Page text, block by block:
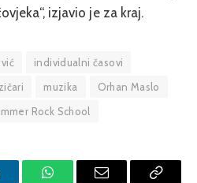
izjavio je za kraj.
individualni časovi
muzika
Orhan Maslo
Rock School